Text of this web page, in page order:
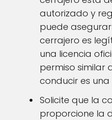
autorizado y
puede
cerrajero es
una licencia
permiso similar
conducir es
Solicite que la
proporcione la